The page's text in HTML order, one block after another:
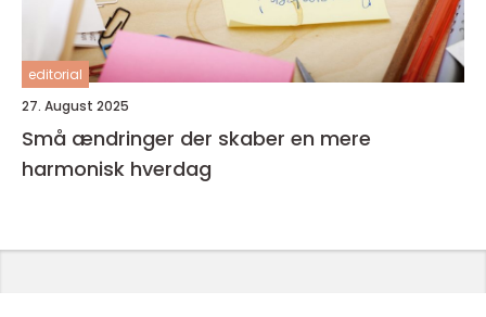
editorial
27. August 2025
Små ændringer der skaber en mere
harmonisk hverdag